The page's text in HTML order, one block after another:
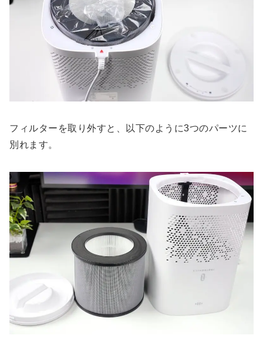
フィルターを取り外すと、以下のように3つのパーツに
別れます。